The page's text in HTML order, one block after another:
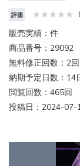
評価
販売実績：件
商品番号：29092
無料修正回数：2回
納期予定日数：14
閲覧回数：465回
投稿日：2024-07-